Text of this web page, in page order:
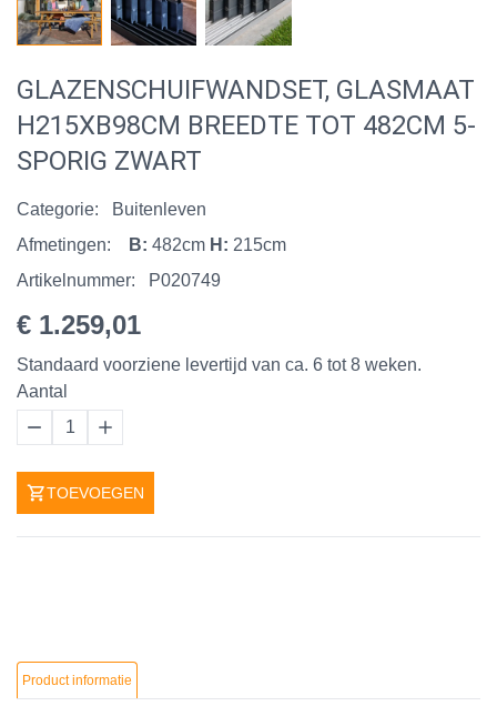
GLAZENSCHUIFWANDSET, GLASMAAT
H215XB98CM BREEDTE TOT 482CM 5-
SPORIG ZWART
Categorie:
Buitenleven
Afmetingen:
B: 482cm H: 215cm
Artikelnummer:
P020749
€ 1.259,01
Standaard voorziene levertijd van ca. 6 tot 8 weken.
Aantal
1
TOEVOEGEN
Product informatie